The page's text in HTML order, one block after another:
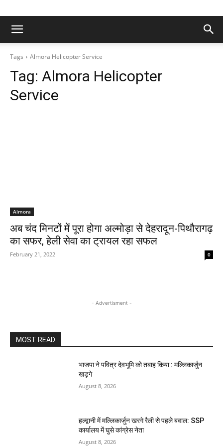
Tags Almora Helicopter Service
Tag: Almora Helicopter
Service
Almora
अब चंद मिनटों में पूरा होगा अल्मोड़ा से देहरादून-पिथौरागढ़
का सफर, हेली सेवा का ट्रायल रहा सफल
February 21, 2022 0
- Advertisment -
MOST READ
भाजपा ने पवित्र देवभूमि को तबाह किया : मल्लिकार्जुन
खड़गे
August 8, 2026
हल्द्वानी में मल्लिकार्जुन खरगे रैली से पहले बवाल: SSP
कार्यालय में घुसे कांग्रेस नेता
August 8, 2026